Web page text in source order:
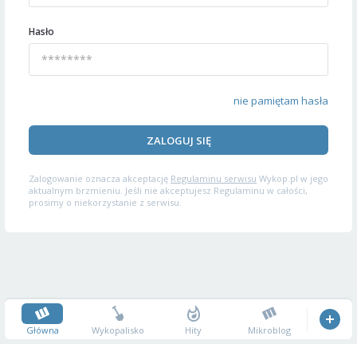
Hasło
nie pamiętam hasła
ZALOGUJ SIĘ
Zalogowanie oznacza akceptację Regulaminu serwisu Wykop.pl w jego
aktualnym brzmieniu. Jeśli nie akceptujesz Regulaminu w całości,
prosimy o niekorzystanie z serwisu.
Główna Wykopalisko Hity Mikroblog